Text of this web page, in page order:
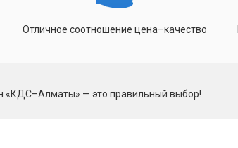
Отличное соотношение цена–качество
«КДС–Алматы» — это правильный выбор!